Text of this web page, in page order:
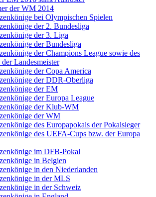
der WM 2014
bei Olympischen Spielen
der 2. Bundesliga
der 3. Liga
der Bundesliga
der Champions League sowie des
Landesmeister
der Copa America
der DDR-Oberliga
der EM
der Europa League
der Klub-WM
der WM
des Europapokals der Pokalsieger
des UEFA-Cups bzw. der Europa
im DFB-Pokal
in Belgien
in den Niederlanden
in der MLS
in der Schweiz